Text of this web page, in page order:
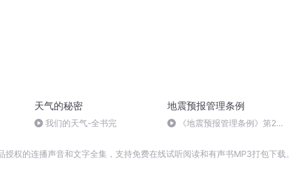
天气的秘密
我们的天气-全书完
地震预报管理条例
《地震预报管理条例》第24
权的连播声音和文字全集，支持免费在线试听阅读和有声书MP3打包下载。